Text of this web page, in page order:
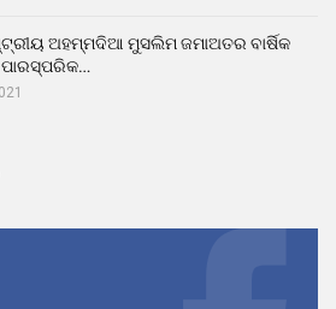
ଅହମ୍ମଦିଆ ମୁସଲିମ ଜମାଅତର ବାର୍ଷିକ